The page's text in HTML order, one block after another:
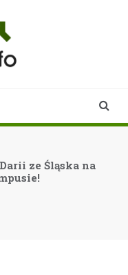
ze Śląska na